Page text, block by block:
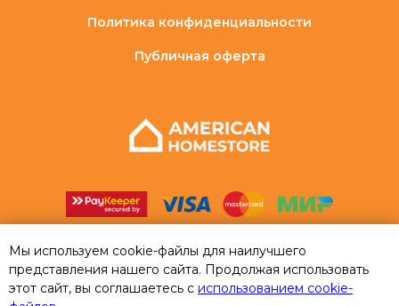
Мы используем cookie-файлы для наилучшего
представления нашего сайта. Продолжая использовать
этот сайт, вы соглашаетесь с использованием cookie-
Политика конфиденциальности
Публичная оферта